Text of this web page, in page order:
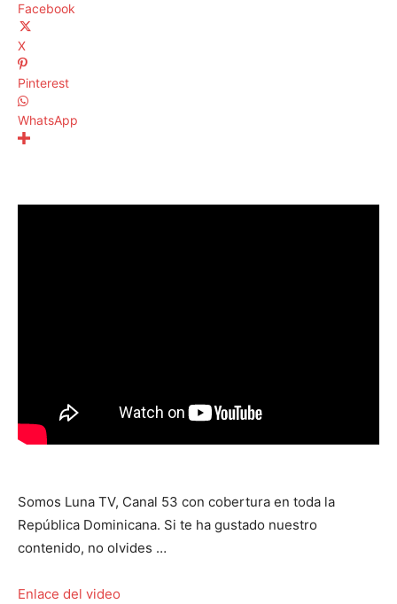
Facebook
X
Pinterest
WhatsApp
Somos Luna TV, Canal 53 con cobertura en toda la
República Dominicana. Si te ha gustado nuestro
contenido, no olvides …
Enlace del video